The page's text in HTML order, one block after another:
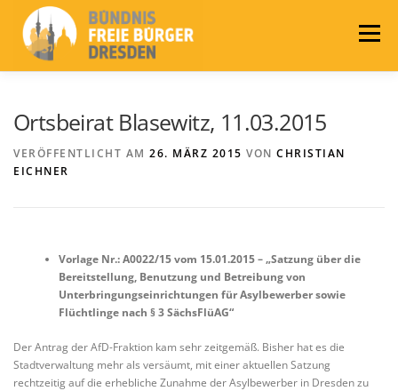
Inhalt
springen
Menü
PRESSE
Ortsbeirat Blasewitz, 11.03.2015
VERÖFFENTLICHT AM 26. MÄRZ 2015 VON CHRISTIAN
EICHNER
Vorlage Nr.: A0022/15 vom 15.01.2015 – „Satzung über die
Bereitstellung, Benutzung und Betreibung von
Unterbringungseinrichtungen für Asylbewerber sowie
Flüchtlinge nach § 3 SächsFlüAG“
Der Antrag der AfD-Fraktion kam sehr zeitgemäß. Bisher hat es die
Stadtverwaltung mehr als versäumt, mit einer aktuellen Satzung
rechtzeitig auf die erhebliche Zunahme der Asylbewerber in Dresden zu